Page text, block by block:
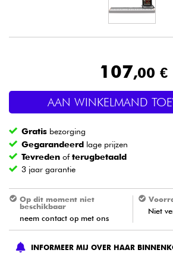
Licht
Blaasinstrument
Kinderen
Kabels & toebehoren
107,00 €
AAN WINKELMAND
Gratis bezorging
Gegarandeerd lage prijzen
Tevreden ofterugbetaald
3 jaar garantie
Op dit moment niet
beschikbaar
neem contact op met ons
Niet
INFORMEER MIJ OVER HAAR